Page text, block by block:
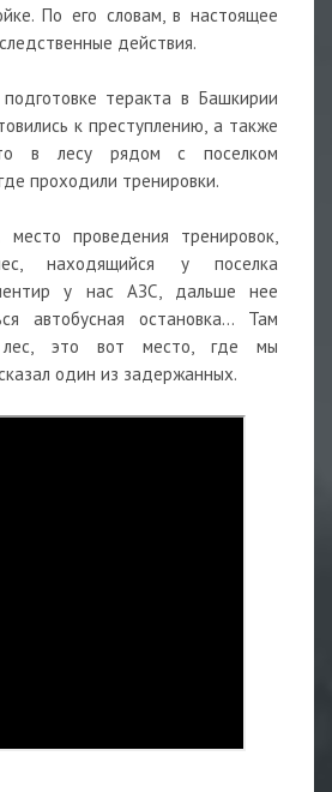
По его словам, в настоящее
действия.
теракта в Башкирии
к преступлению, а также
в лесу рядом с поселком
проходили тренировки.
проведения тренировок,
находящийся у поселка
у нас АЗС, дальше нее
автобусная остановка... Там
это вот место, где мы
один из задержанных.